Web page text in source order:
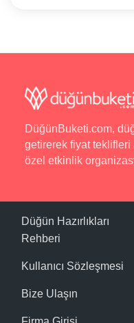
DüğünBuketi.com,
getirerek fiyat teklifleri
özel etkinlik
Düğün Hazırlıkları
Rehberi
Kullanıcı Sözleşmesi
Bize Ulaşın